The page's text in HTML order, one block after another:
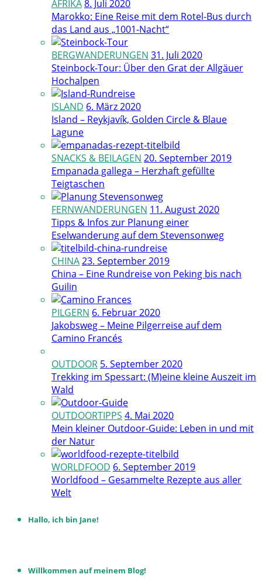
AFRIKA8. Juli 2020
Marokko: Eine Reise mit dem Rotel-Bus durch
das Land aus „1001-Nacht“
BERGWANDERUNGEN 31. Juli 2020
Steinbock-Tour: Über den Grat der Allgäuer
Hochalpen
ISLAND 6. März 2020
Island – Reykjavík, Golden Circle & Blaue
Lagune
SNACKS & BEILAGEN 20. September 2019
Empanada gallega – Herzhaft gefüllte
Teigtaschen
FERNWANDERUNGEN 11. August 2020
Tipps & Infos zur Planung einer
Eselwanderung auf dem Stevensonweg
CHINA23. September 2019
China – Eine Rundreise von Peking bis nach
Guilin
PILGERN 6. Februar 2020
Jakobsweg – Meine Pilgerreise auf dem
Camino Francés
OUTDOOR 5. September 2020
Trekking im Spessart: (M)eine kleine Auszeit im
Wald
OUTDOORTIPPS 4. Mai 2020
Mein kleiner Outdoor-Guide: Leben in und mit
der Natur
WORLDFOOD 6. September 2019
Worldfood – Gesammelte Rezepte aus aller
Welt
Hallo, ich bin Jane!
Willkommen auf meinem Blog!